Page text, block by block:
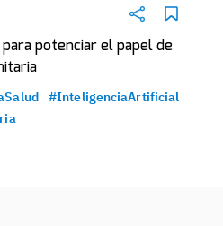
potenciar el papel de
#InteligenciaArtificial